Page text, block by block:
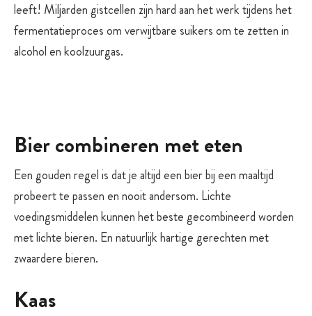
leeft! Miljarden gistcellen zijn hard aan het werk tijdens het
fermentatieproces om verwijtbare suikers om te zetten in
alcohol en koolzuurgas.
Bier combineren met eten
Een gouden regel is dat je altijd een bier bij een maaltijd
probeert te passen en nooit andersom. Lichte
voedingsmiddelen kunnen het beste gecombineerd worden
met lichte bieren. En natuurlijk hartige gerechten met
zwaardere bieren.
Kaas